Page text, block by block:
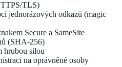
TLS)
jednorázových odkazů (magic
Secure a SameSite
(SHA-256)
hrubou silou
na oprávněné osoby